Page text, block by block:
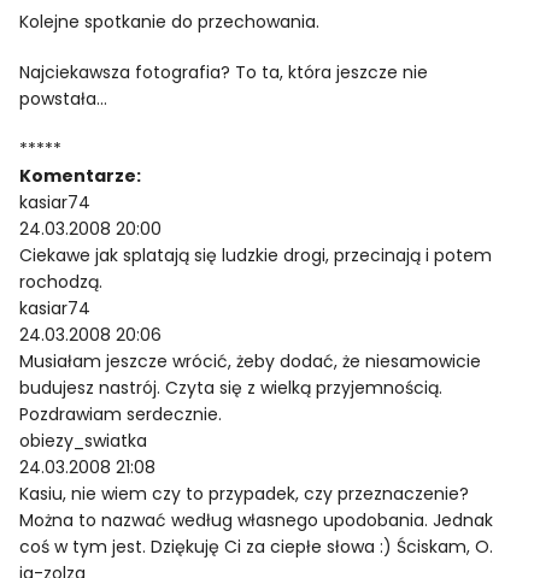
Kolejne spotkanie do przechowania.
Najciekawsza fotografia? To ta, która jeszcze nie
powstała…
*****
Komentarze:
kasiar74
24.03.2008 20:00
Ciekawe jak splatają się ludzkie drogi, przecinają i potem
rochodzą.
kasiar74
24.03.2008 20:06
Musiałam jeszcze wrócić, żeby dodać, że niesamowicie
budujesz nastrój. Czyta się z wielką przyjemnością.
Pozdrawiam serdecznie.
obiezy_swiatka
24.03.2008 21:08
Kasiu, nie wiem czy to przypadek, czy przeznaczenie?
Można to nazwać według własnego upodobania. Jednak
coś w tym jest. Dziękuję Ci za ciepłe słowa :) Ściskam, O.